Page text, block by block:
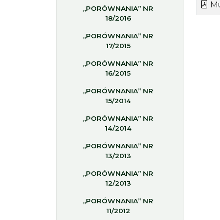
„PORÓWNANIA” NR
18/2016
„PORÓWNANIA” NR
17/2015
„PORÓWNANIA” NR
16/2015
„PORÓWNANIA” NR
15/2014
„PORÓWNANIA” NR
14/2014
„PORÓWNANIA” NR
13/2013
„PORÓWNANIA” NR
12/2013
„PORÓWNANIA” NR
11/2012